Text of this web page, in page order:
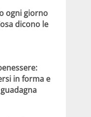
ogni giorno
dicono le
in forma e